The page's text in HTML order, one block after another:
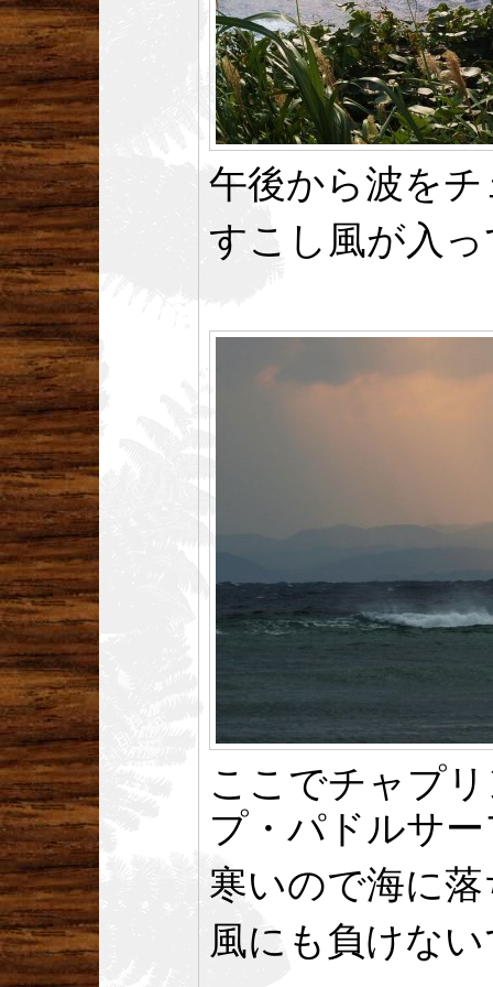
午後から波を
すこし風が入
ここでチャプ
プ・パドルサ
寒いので海に
風にも負けな